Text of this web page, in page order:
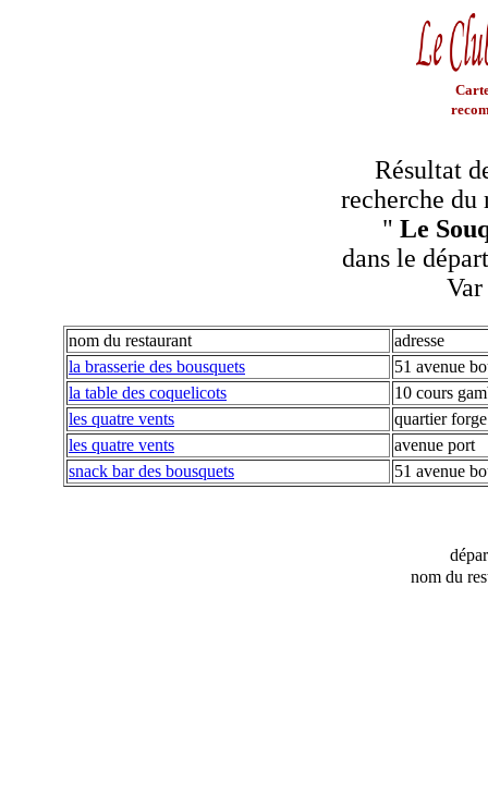
Résultat
recherche du
" Le
dans le
Var
nom du restaurant
adresse
la brasserie des bousquets
51 avenue
la table des coquelicots
10 cours
les quatre vents
quartier forge
les quatre vents
avenue port
snack bar des bousquets
51 avenue
nom du